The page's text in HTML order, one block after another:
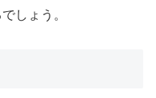
しょう。